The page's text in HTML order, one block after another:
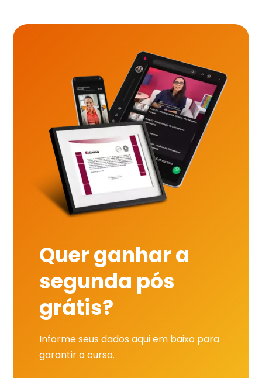
Quer ganhar a
segunda pós
grátis?
Informe seus dados aqui em baixo para
garantir o curso.